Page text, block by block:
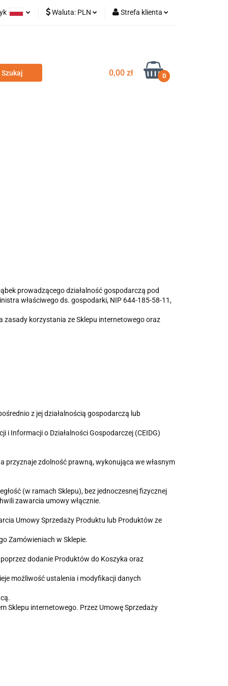
Waluta: PLN Strefa klienta
Dodaj zgłoszenie
0,00 zł 0
prowadzącego działalność gospodarczą pod
właściwego ds. gospodarki, NIP 644-185-58-11,
zasady korzystania ze Sklepu internetowego oraz
z jej działalnością gospodarczą lub
i Informacji o Działalności Gospodarczej (CEIDG)
zdolność prawną, wykonująca we własnym
(w ramach Sklepu), bez jednoczesnej fizycznej
zawarcia umowy włącznie.
Umowy Sprzedaży Produktu lub Produktów ze
Zamówieniach w Sklepie.
dodanie Produktów do Koszyka oraz
możliwość ustalenia i modyfikacji danych
Sklepu internetowego. Przez Umowę Sprzedaży